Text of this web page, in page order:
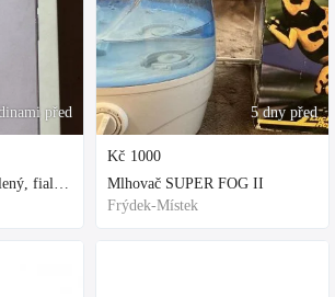
před
Iphone 17 nový rozbalený, fialová, ochranne sklo a obal kupovane za 80
5 dny před
Kč 1000
Mlhovač SUPER FOG II
Frýdek-Místek